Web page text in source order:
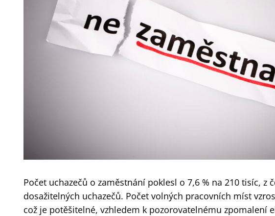
Počet uchazečů o zaměstnání poklesl o 7,6 % na 210 tisíc, z
dosažitelných uchazečů. Počet volných pracovních míst
což je potěšitelné, vzhledem k pozorovatelnému zpomalení